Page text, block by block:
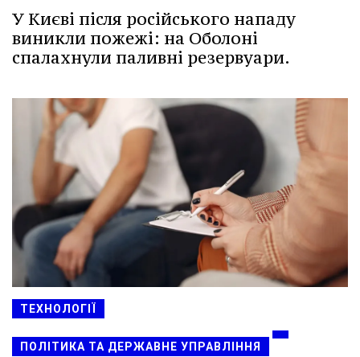
У Києві після російського нападу
виникли пожежі: на Оболоні
спалахнули паливні резервуари.
ТЕХНОЛОГІЇ
ПОЛІТИКА ТА ДЕРЖАВНЕ УПРАВЛІННЯ